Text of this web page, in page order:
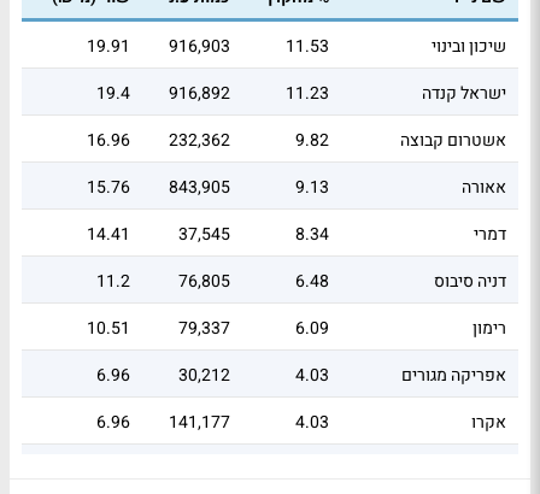
שיכון ובינוי
11.53
916,903
19.91
ישראל קנדה
11.23
916,892
19.4
אשטרום קבוצה
9.82
232,362
16.96
אאורה
9.13
843,905
15.76
דמרי
8.34
37,545
14.41
דניה סיבוס
6.48
76,805
11.2
רימון
6.09
79,337
10.51
אפריקה מגורים
4.03
30,212
6.96
אקרו
4.03
141,177
6.96